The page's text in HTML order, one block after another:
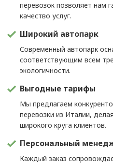
перевозок позволяет нам
качество услуг.
Широкий автопарк
Современный автопарк
соответствующим всем
экологичности.
Выгодные тарифы
Мы предлагаем
перевозки из Италии,
широкого круга клиентов.
Персональный
Каждый заказ